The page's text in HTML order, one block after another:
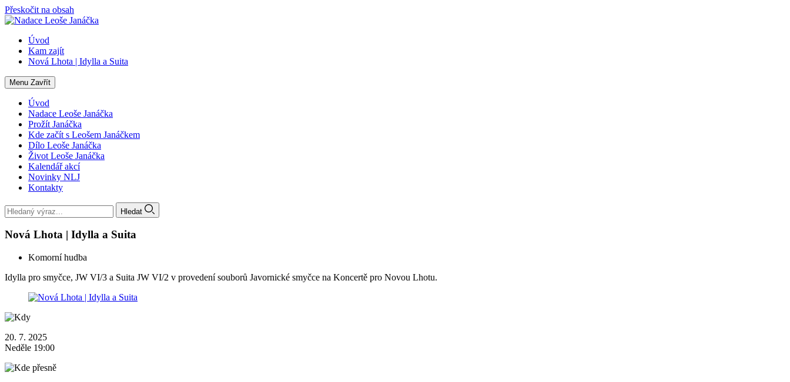
Přeskočit na obsah
Úvod
Kam zajít
Nová Lhota | Idylla a Suita
Menu Zavřít
Úvod
Nadace Leoše Janáčka
Prožít Janáčka
Kde začít s Leošem Janáčkem
Dílo Leoše Janáčka
Život Leoše Janáčka
Kalendář akcí
Novinky NLJ
Kontakty
Hledat
Nová Lhota | Idylla a Suita
Komorní hudba
Idylla pro smyčce, JW VI/3 a Suita JW VI/2 v provedení souborů Javornické smyčce na Koncertě pro Novou Lhotu.
20. 7. 2025
Neděle 19:00